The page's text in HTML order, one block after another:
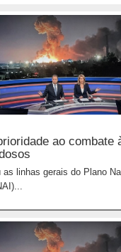
ao combate
as linhas gerais do Plano